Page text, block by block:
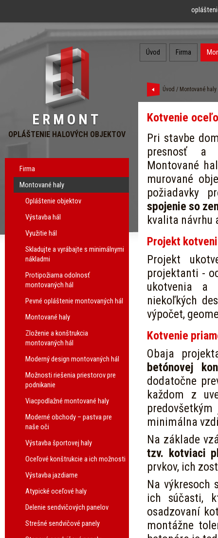
ERMONT
OPLÁŠTENIE HALOVÝCH OBJEKTOV
Firma
Montované haly
Opláštenie objektov
Výstavba hál
Využitie hál
Skladujte a vyrábajte s minimálnymi
nákladmi
Protipožiarna odolnosť
montovaných hál
Pevné opláštenie montovaných hál
Montované haly
Zloženie a konštrukcia
montovaných hál
Moderný design montovaných hál
Možnosti riešenia priestorov pre
podnikanie
Viacpodlažné montované haly
Moderné obchody – pastva pre
naše oči
Výstavba športovej haly
Oceľové konštrukcie a ich možnosti
Výstavba jazdiarne
Atypické oceľové haly
Delenie sendvičových panelov
Strešné sendvičové panely
Úvod Firma
Úvod / Montované haly
Kotvenie
Pri stavbe
presnosť a
Montované
murované
požiadavky
spojenie so
kvalita návrhu
Projekt
Projekt
projektanti -
ukotvenia a
niekoľkých
výpočet,
Kotvenie
Obaja
betónovej
dodatočne
každom z
minimálna
Na základe
tzv. kotviaci
prvkov, ich
Na výkresoch
ich súčasti,
osadzovaní
montážne